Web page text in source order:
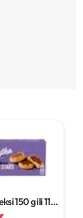
150 g ili 112